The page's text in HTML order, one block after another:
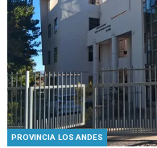
PROVINCIA LOS ANDES